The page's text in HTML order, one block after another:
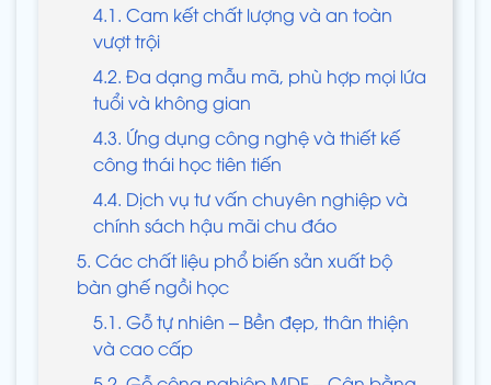
4.1. Cam kết chất lượng và an toàn
vượt trội
4.2. Đa dạng mẫu mã, phù hợp mọi lứa
tuổi và không gian
4.3. Ứng dụng công nghệ và thiết kế
công thái học tiên tiến
4.4. Dịch vụ tư vấn chuyên nghiệp và
chính sách hậu mãi chu đáo
5. Các chất liệu phổ biến sản xuất bộ
bàn ghế ngồi học
5.1. Gỗ tự nhiên – Bền đẹp, thân thiện
và cao cấp